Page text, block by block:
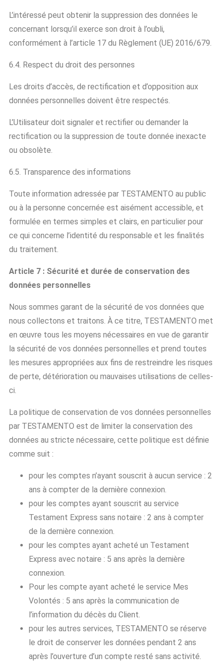
L’intéressé peut obtenir la suppression des données le
concernant lorsqu’il exerce son droit à l’oubli,
conformément à l’article 17 du Règlement (UE) 2016/679.
6.4. Respect du droit des personnes
Les droits d’accès, de rectification et d’opposition aux
données personnelles doivent être respectés.
L’Utilisateur doit signaler et rectifier ou demander la
rectification ou la suppression de toute donnée inexacte
ou obsolète.
6.5. Transparence des informations
Toute information adressée par TESTAMENTO au public
ou à la personne concernée est aisément accessible, et
formulée en termes simples et clairs, en particulier pour
ce qui concerne l’identité du responsable et les finalités
du traitement.
Article 7 : Sécurité et durée de conservation des
données personnelles
Nous sommes garant de la sécurité de vos données que
nous collectons et traitons. À ce titre, TESTAMENTO met
en œuvre tous les moyens nécessaires en vue de garantir
la sécurité de vos données personnelles et prend toutes
les mesures appropriées aux fins de restreindre les risques
de perte, détérioration ou mauvaises utilisations de celles-
ci.
La politique de conservation de vos données personnelles
par TESTAMENTO est de limiter la conservation des
données au stricte nécessaire, cette politique est définie
comme suit :
pour les comptes n’ayant souscrit à aucun service : 2
ans à compter de la dernière connexion.
pour les comptes ayant souscrit au service
Testament Express sans notaire : 2 ans à compter
de la dernière connexion.
pour les comptes ayant acheté un Testament
Express avec notaire : 5 ans après la dernière
connexion.
Pour les compte ayant acheté le service Mes
Volontés : 5 ans après la communication de
l’information du décès du Client.
pour les autres services, TESTAMENTO se réserve
le droit de conserver les données pendant 2 ans
après l’ouverture d’un compte resté sans activité.